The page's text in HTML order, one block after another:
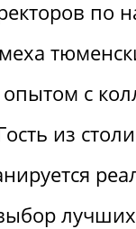
по
с
из
лучших